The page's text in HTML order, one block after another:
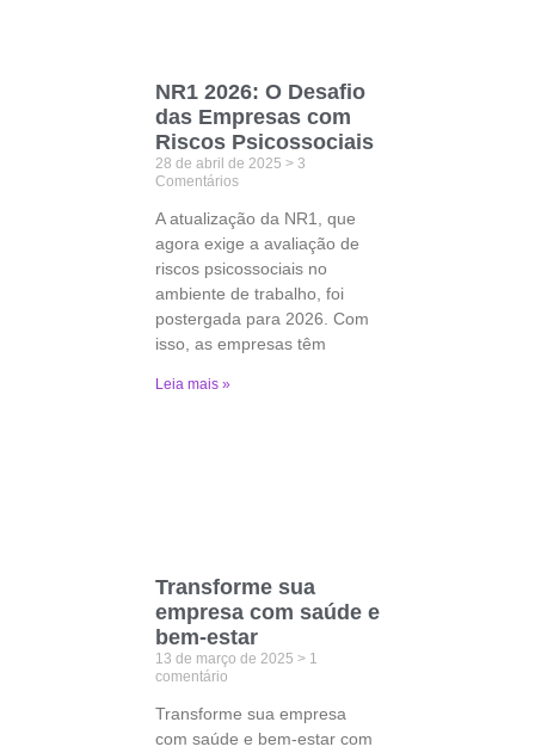
NR1 2026: O Desafio
das Empresas com
Riscos Psicossociais
28 de abril de 2025
3
Comentários
A atualização da NR1, que
agora exige a avaliação de
riscos psicossociais no
ambiente de trabalho, foi
postergada para 2026. Com
isso, as empresas têm
Leia mais »
Transforme sua
empresa com saúde e
bem-estar
13 de março de 2025
1
comentário
Transforme sua empresa
com saúde e bem-estar com